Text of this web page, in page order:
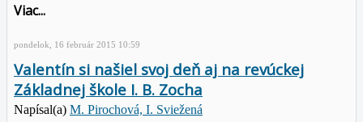
Viac...
pondelok, 16 február 2015 10:59
Valentín si našiel svoj deň aj na revúckej
Základnej škole I. B. Zocha
Napísal(a) M. Pirochová, I. Sviežená